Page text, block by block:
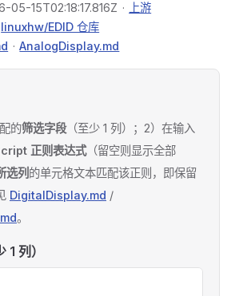
05-15T02:18:17.816Z ·
上游
linuxhw/EDID 仓库
· AnalogDisplay.md
的筛选字段（至少 1 列）；2）在输入
正则表达式（留空则显示全部
选列 的单元格文本匹配该正则，即保留
DigitalDisplay.md /
。
列）